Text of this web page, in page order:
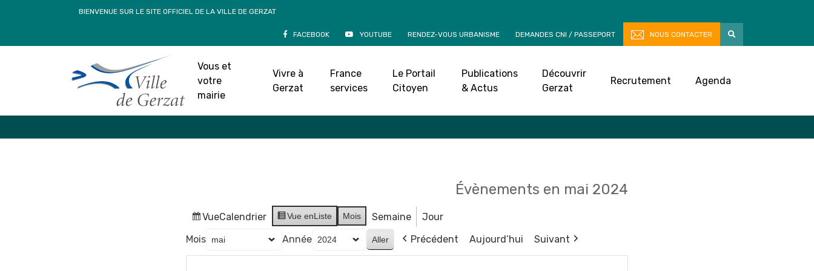
BIENVENUE SUR LE SITE OFFICIEL DE LA VILLE DE GERZAT
FACEBOOK YOUTUBE RENDEZ-VOUS URBANISME DEMANDES CNI / PASSEPORT NOUS CONTACTER
Vous et
votre
mairie
Vivre à
Gerzat
France
services
Le Portail
Citoyen
Publications
& Actus
Découvrir
Gerzat
Recrutement Agenda
Accueil»Agenda
Évènements en mai 2024
VueCalendrier Vue enListe Mois Semaine
Jour
Mois
Année Précédent Aujourd’hui Suivant